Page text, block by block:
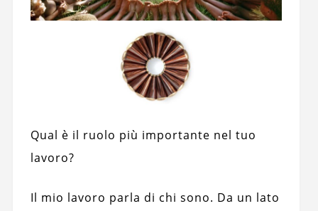
Qual è il ruolo più importante nel tuo
lavoro?
Il mio lavoro parla di chi sono. Da un lato